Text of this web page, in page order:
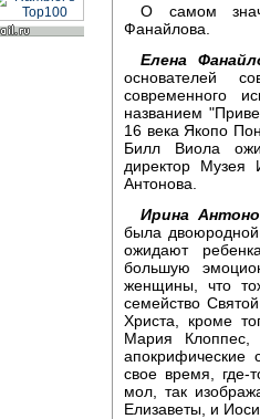
О самом
Фанайлова.
Елена
основателей
современного
названием
16 века Якопо
Билл Виола
директор Музея
Антонова.
Ирина
была двоюродной
ожидают
большую
женщины, что
семейство
Христа, кроме
Мария
апокрифические
свое время,
мол, так
Елизаветы, и